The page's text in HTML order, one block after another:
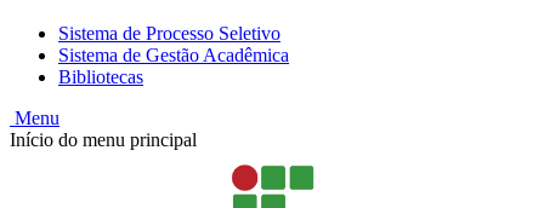
Sistema de Processo Seletivo
Sistema de Gestão Acadêmica
Bibliotecas
Menu
Início do menu principal